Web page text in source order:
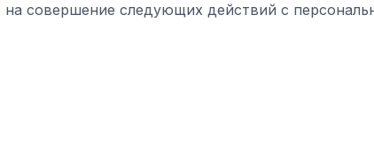
на совершение следующих действий с